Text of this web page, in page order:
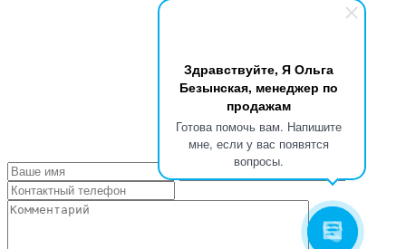
Здравствуйте, Я Ольга
Безынская, менеджер по
продажам
Готова помочь вам. Напишите
мне, если у вас появятся
вопросы.